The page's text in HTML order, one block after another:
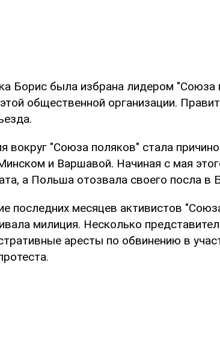
Борис была избрана лидером "Союза
общественной организации.
вокруг "Союза поляков" стала
и Варшавой. Начиная с мая
а Польша отозвала своего посла в
последних месяцев активистов
милиция. Несколько
аресты по обвинению в